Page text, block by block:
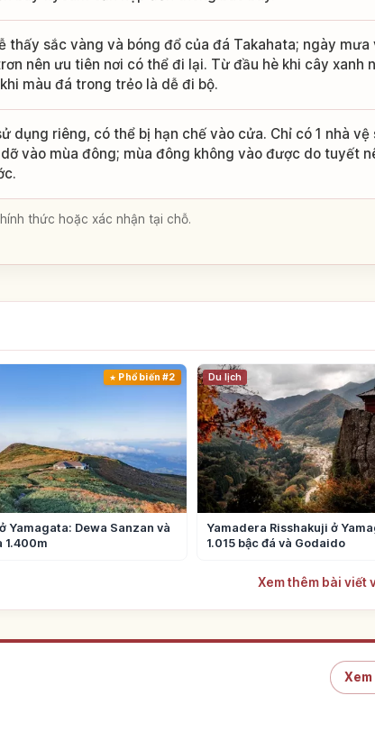
thấy sắc vàng và bóng đổ của đá Takahata; ngày mưa
nên ưu tiên nơi có thể đi lại. Từ đầu hè khi cây xanh
màu đá trong trẻo là dễ đi bộ.
dụng riêng, có thể bị hạn chế vào cửa. Chỉ có 1 nhà vệ
vào mùa đông; mùa đông không vào được do tuyết
thức hoặc xác nhận tại chỗ.
Phổ biến #2
Yamagata: Dewa Sanzan và
1.400m
Du lịch
Yamadera Risshakuji ở
1.015 bậc đá và Godaido
Xem thêm bài viết